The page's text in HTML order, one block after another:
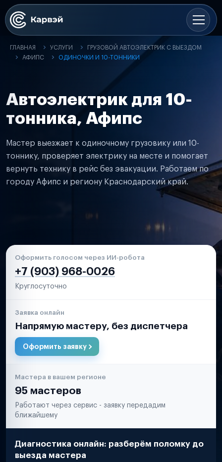
ГЛАВНАЯ УСЛУГИ
ГРУЗОВОЙ АВТОЭЛЕКТРИК С ВЫЕЗДОМ
АФИПС
ОДИНОЧКИ И 10-ТОННИКИ
Автоэлектрик для 10-
тонника, Афипс
Мастер выезжает к одиночному грузовику или 10-
тоннику, проверяет электрику на месте и помогает
вернуть технику в рейс без эвакуации. Работаем по
городу Афипс и региону Краснодарский край.
Оформить голосом через ИИ-робота
+7 (903) 968-0026
Круглосуточно
Заявка онлайн
Напрямую мастеру, без диспетчера
Оформить заявку
Мастера в вашем регионе
95 мастеров
Работают через сервис - заявку передадим
ближайшему
Диагностика онлайн: разберём поломку до
выезда мастера